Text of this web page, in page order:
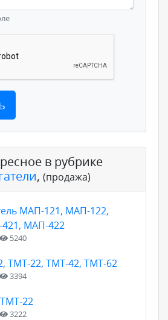
в рубрике
, (продажа)
МАП-121, МАП-122,
МАП-422
5240
ТМТ-22, ТМТ-42, ТМТ-62
3394
22
3222